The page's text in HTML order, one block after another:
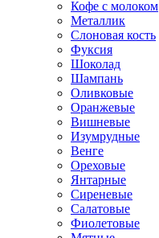
Кофе с молоком
Металлик
Слоновая кость
Фуксия
Шоколад
Шампань
Оливковые
Оранжевые
Вишневые
Изумрудные
Венге
Ореховые
Янтарные
Сиреневые
Салатовые
Фиолетовые